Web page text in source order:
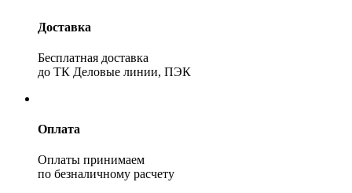
Доставка
Бесплатная доставка
до ТК Деловые линии, ПЭК
Оплата
Оплаты принимаем
по безналичному расчету